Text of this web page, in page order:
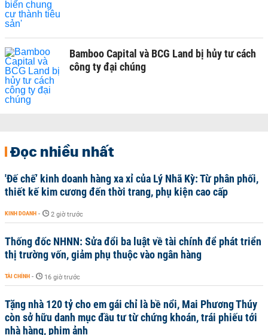
Bamboo Capital và BCG Land bị hủy tư cách
công ty đại chúng
Đọc nhiều nhất
'Đế chế’ kinh doanh hàng xa xỉ của Lý Nhã Kỳ: Từ phân phối,
thiết kế kim cương đến thời trang, phụ kiện cao cấp
KINH DOANH - 2 giờ trước
Thống đốc NHNN: Sửa đổi ba luật về tài chính để phát triển
thị trường vốn, giảm phụ thuộc vào ngân hàng
TÀI CHÍNH - 16 giờ trước
Tặng nhà 120 tỷ cho em gái chỉ là bề nổi, Mai Phương Thúy
còn sở hữu danh mục đầu tư từ chứng khoán, trái phiếu tới
nhà hàng, phim ảnh